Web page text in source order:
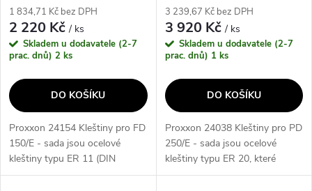
1 834,71 Kč bez DPH
2 220 Kč/ ks
Skladem u dodavatele (2-7
prac. dnů) 2 ks
DO KOŠÍKU
Proxxon 24154 Kleštiny pro FD
150/E - sada jsou ocelové
kleštiny typu ER 11 (DIN
6499/B) s průchozím
3 239,67 Kč bez DPH
3 920 Kč/ ks
Skladem u dodavatele (2-7
prac. dnů) 1 ks
DO KOŠÍKU
Proxxon 24038 Kleštiny pro PD
250/E - sada jsou ocelové
kleštiny typu ER 20, které
splňují vysoké požadavky na